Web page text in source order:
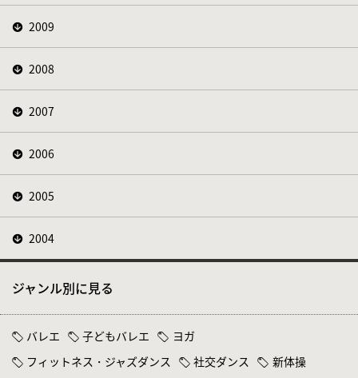
2009
2008
2007
2006
2005
2004
ジャンル別に見る
バレエ 子どもバレエ
ヨガ
フィットネス・ジャズダンス
社交ダンス
新体操